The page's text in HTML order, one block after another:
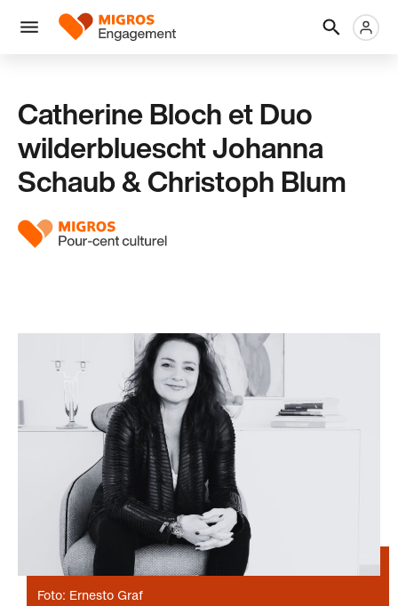
liens
tête
Menu
Logo
Catherine Bloch et Duo
wilderbluescht Johanna
Schaub & Christoph Blum
Foto: Ernesto Graf